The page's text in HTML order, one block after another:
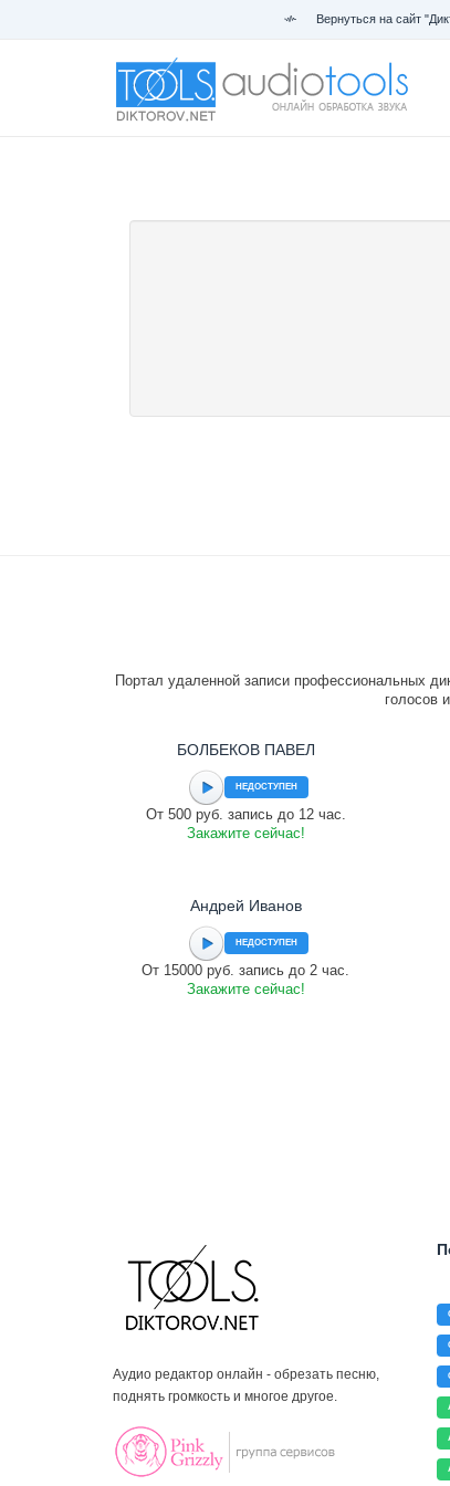
Вернуться на сайт
Портал удаленной записи профессиональных
голосов
БОЛБЕКОВ ПАВЕЛ
НЕДОСТУПЕН
От 500 руб. запись до 12 час.
Закажите сейчас!
Андрей Иванов
НЕДОСТУПЕН
От 15000 руб. запись до 2 час.
Закажите сейчас!
Аудио редактор онлайн - обрезать песню,
поднять громкость и многое другое.